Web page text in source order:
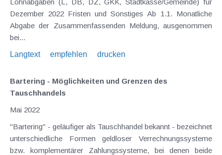
Dezember 2022 Fristen und Sonstiges Ab 1.1. Monatliche
Abgabe der Zusammenfassenden Meldung, ausgenommen
bei...
Langtext
empfehlen drucken
Bartering - Möglichkeiten und Grenzen des
Tauschhandels
Mai 2022
"Bartering" - geläufiger als Tauschhandel bekannt - bezeichnet
unterschiedliche Formen geldloser Verrechnungssysteme
bzw. komplementärer Zahlungssysteme, bei denen beide